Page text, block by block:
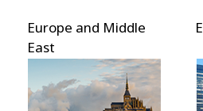
Europe and Middle
East